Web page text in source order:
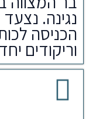
נגינה. נצעד
הכניסה
וריקודים